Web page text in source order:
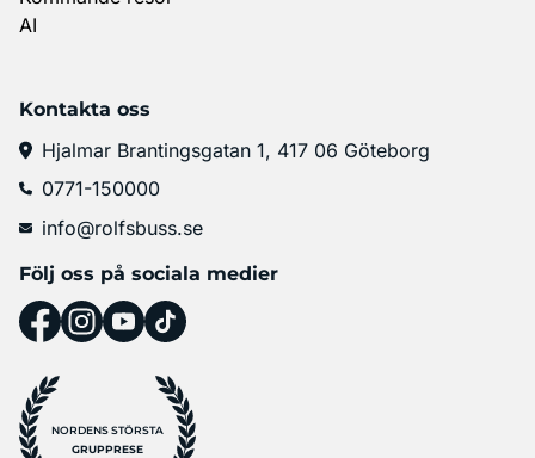
AI
Kontakta oss
Hjalmar Brantingsgatan 1, 417 06 Göteborg
0771-150000
info@rolfsbuss.se
Följ oss på sociala medier
NORDENS STÖRSTA
GRUPPRESE